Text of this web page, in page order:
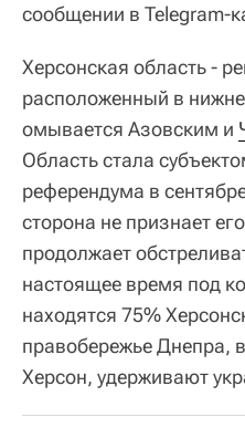
сообщении в Telegram-
Херсонская область -
расположенный в
омывается Азовским и
Область стала
референдума в
сторона не признает
продолжает
настоящее время под
находятся 75%
правобережье Днепра,
Херсон, удерживают